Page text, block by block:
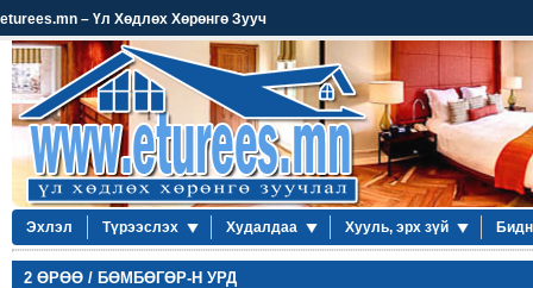
eturees.mn – Үл Хөдлөх Хөрөнгө Зууч
Эхлэл Түрээслэх Худалдаа Хууль, эрх зүй
2 ӨРӨӨ / БӨМБӨГӨР-Н УРД